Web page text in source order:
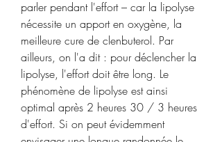
parler pendant l'effort – car la lipolyse
nécessite un apport en oxygène, la
meilleure cure de clenbuterol. Par
ailleurs, on l'a dit : pour déclencher la
lipolyse, l'effort doit être long. Le
phénomène de lipolyse est ainsi
optimal après 2 heures 30 / 3 heures
d'effort. Si on peut évidemment